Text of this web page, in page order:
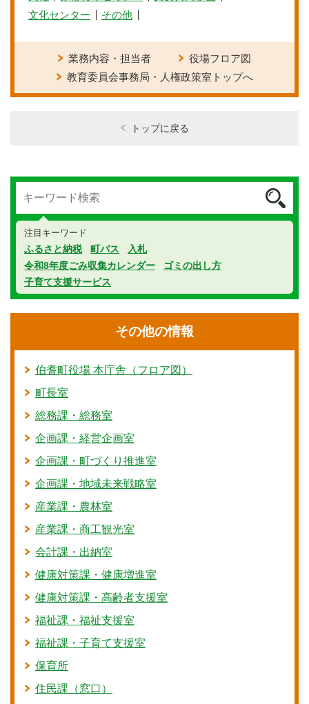
文化センター
その他
業務内容・担当者
役場フロア図
教育委員会事務局・人権政策室トップへ
トップに戻る
注目キーワード
ふるさと納税 町バス
入札
令和8年度ごみ収集カレンダー
ゴミの出し方
子育て支援サービス
その他の情報
伯耆町役場 本庁舎（フロア図）
町長室
総務課・総務室
企画課・経営企画室
企画課・町づくり推進室
企画課・地域未来戦略室
産業課・農林室
産業課・商工観光室
会計課・出納室
健康対策課・健康増進室
健康対策課・高齢者支援室
福祉課・福祉支援室
福祉課・子育て支援室
保育所
住民課（窓口）